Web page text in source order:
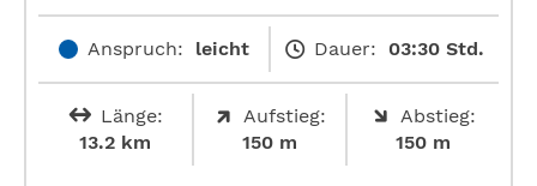
Anspruch: leicht Dauer: 03:30 Std.
Länge:
13.2 km
Aufstieg:
150 m
Abstieg:
150 m